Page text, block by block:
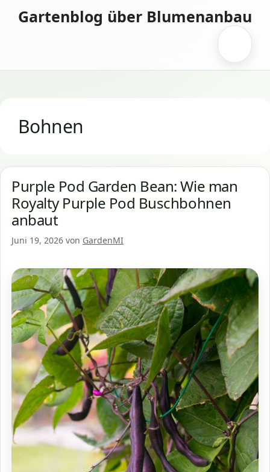
InhaltGartenblog über Blumenanbau
Bohnen
Purple Pod Garden Bean: Wie man
Royalty Purple Pod Buschbohnen
anbaut
Juni 19, 2026 von GardenMI